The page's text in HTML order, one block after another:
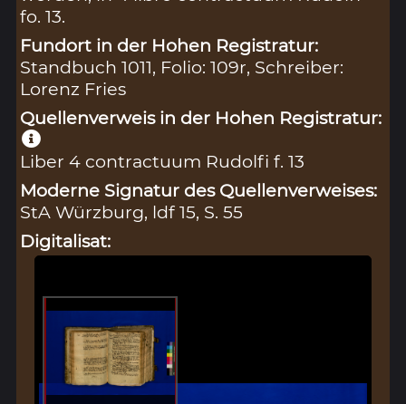
fo. 13.
Fundort in der Hohen Registratur:
Standbuch 1011, Folio: 109r, Schreiber:
Lorenz Fries
Quellenverweis in der Hohen Registratur:
Liber 4 contractuum Rudolfi f. 13
Moderne Signatur des Quellenverweises:
StA Würzburg, ldf 15, S. 55
Digitalisat: